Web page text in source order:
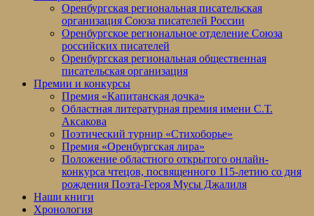
Оренбургская региональная писательская
организация Союза писателей России
Оренбургское региональное отделение Союза
российских писателей
Оренбургская региональная общественная
писательская организация
Премии и конкурсы
Премия «Капитанская дочка»
Областная литературная премия имени С.Т.
Аксакова
Поэтический турнир «Стихоборье»
Премия «Оренбургская лира»
Положение областного открытого онлайн-
конкурса чтецов, посвященного 115-летию со дня
рождения Поэта-Героя Мусы Джалиля
Наши книги
Хронология